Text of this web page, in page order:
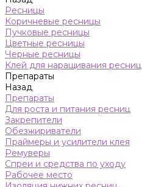
Ресницы
Коричневые ресницы
Пучковые ресницы
Цветные ресницы
Черные ресницы
Клей для наращивания ресниц
Препараты
Назад
Препараты
Для роста и питания ресниц
Закрепители
Обезжириватели
Праймеры и усилители клея
Ремуверы
Спреи и средства по уходу
Рабочее место